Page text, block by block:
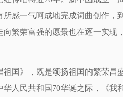
感一气呵成地完成词曲创作，
向繁荣富强的愿景也在逐一实
祖国》，既是颂扬祖国的繁荣昌
华人民共和国70华诞之际，《我